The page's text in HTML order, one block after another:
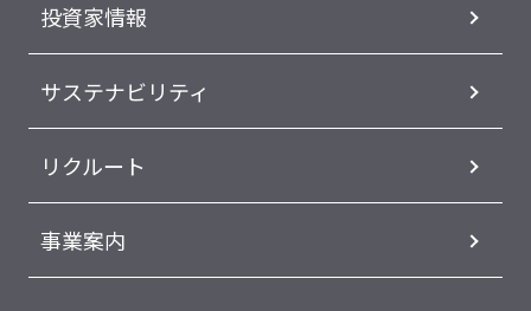
投資家情報
サステナビリティ
リクルート
事業案内